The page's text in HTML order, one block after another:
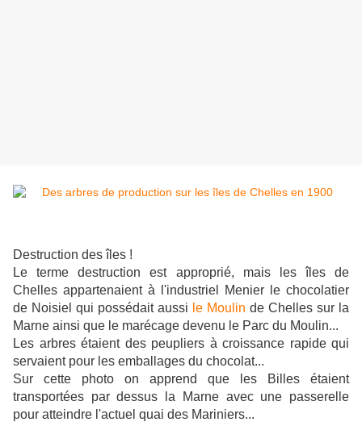
Destruction des îles !
Le terme destruction est approprié, mais les îles de
Chelles appartenaient à l'industriel Menier le chocolatier
de Noisiel qui possédait aussi le Moulin de Chelles sur la
Marne ainsi que le marécage devenu le Parc du Moulin...
Les arbres étaient des peupliers à croissance rapide qui
servaient pour les emballages du chocolat...
Sur cette photo on apprend que les Billes étaient
transportées par dessus la Marne avec une passerelle
pour atteindre l'actuel quai des Mariniers...